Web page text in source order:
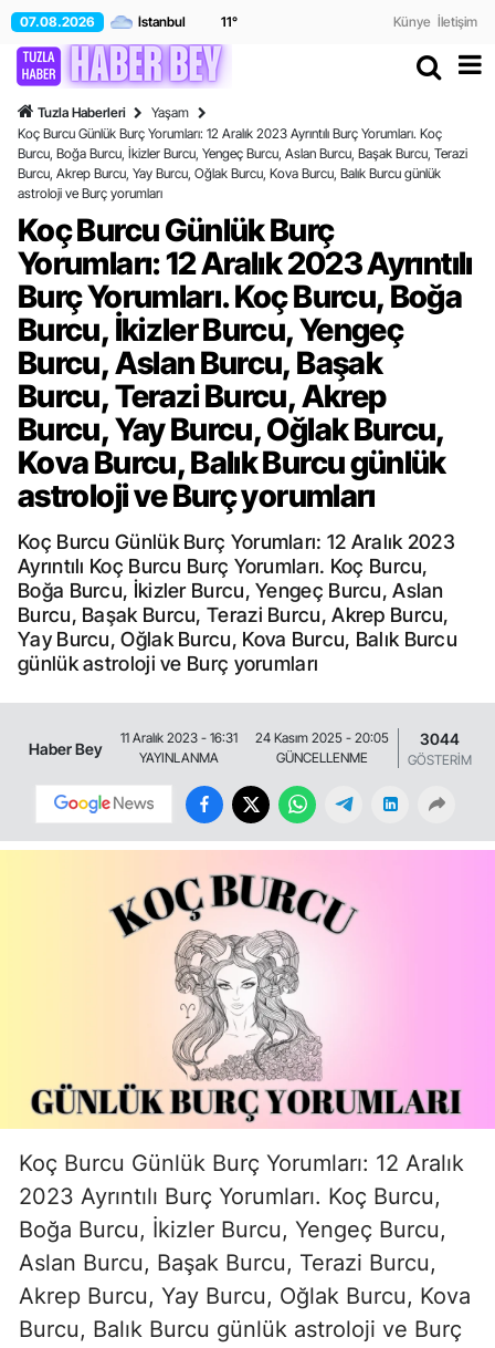
07.08.2026 11° Künye İletişim
Tuzla Haberleri
Yaşam
Koç Burcu Günlük Burç Yorumları: 12 Aralık 2023 Ayrıntılı Burç Yorumları. Koç
Burcu, Boğa Burcu, İkizler Burcu, Yengeç Burcu, Aslan Burcu, Başak Burcu, Terazi
Burcu, Akrep Burcu, Yay Burcu, Oğlak Burcu, Kova Burcu, Balık Burcu günlük
astroloji ve Burç yorumları
Koç Burcu Günlük Burç
Yorumları: 12 Aralık 2023 Ayrıntılı
Burç Yorumları. Koç Burcu, Boğa
Burcu, İkizler Burcu, Yengeç
Burcu, Aslan Burcu, Başak
Burcu, Terazi Burcu, Akrep
Burcu, Yay Burcu, Oğlak Burcu,
Kova Burcu, Balık Burcu günlük
astroloji ve Burç yorumları
Koç Burcu Günlük Burç Yorumları: 12 Aralık 2023
Ayrıntılı Koç Burcu Burç Yorumları. Koç Burcu,
Boğa Burcu, İkizler Burcu, Yengeç Burcu, Aslan
Burcu, Başak Burcu, Terazi Burcu, Akrep Burcu,
Yay Burcu, Oğlak Burcu, Kova Burcu, Balık Burcu
günlük astroloji ve Burç yorumları
Haber Bey
11 Aralık 2023 - 16:31
YAYINLANMA
24 Kasım 2025 - 20:05
GÜNCELLENME
3044
GÖSTERİM
Koç Burcu Günlük Burç Yorumları: 12 Aralık
2023 Ayrıntılı Burç Yorumları. Koç Burcu,
Boğa Burcu, İkizler Burcu, Yengeç Burcu,
Aslan Burcu, Başak Burcu, Terazi Burcu,
Akrep Burcu, Yay Burcu, Oğlak Burcu, Kova
Burcu, Balık Burcu günlük astroloji ve Burç